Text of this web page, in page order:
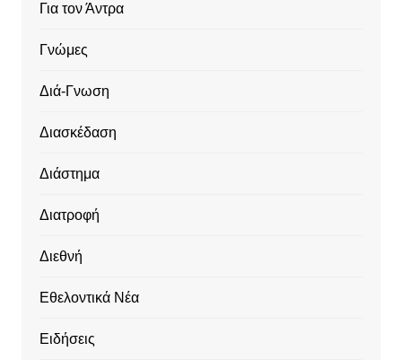
Για τον Άντρα
Γνώμες
Διά-Γνωση
Διασκέδαση
Διάστημα
Διατροφή
Διεθνή
Εθελοντικά Νέα
Ειδήσεις